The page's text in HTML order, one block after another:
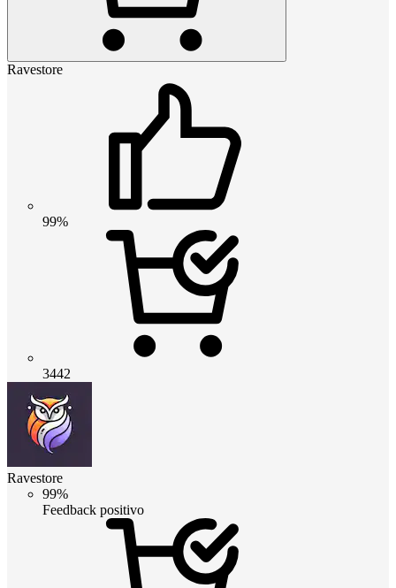
Ravestore
99%
3442
Ravestore
99%
Feedback positivo